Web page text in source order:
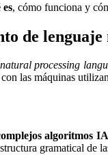
, cómo funciona y
de
natural processing
las máquinas
algoritmos
gramatical de